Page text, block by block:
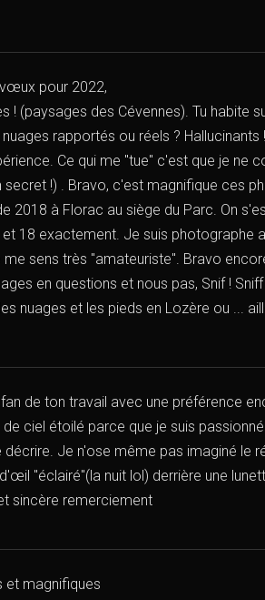
pour 2022,
! (paysages des Cévennes). Tu habite
rapportés ou réels ?
Ce qui me "tue" c'est que je ne
secret !) . Bravo, c'est magnifique ces
2018 à Florac au siège du Parc. On
et 18 exactement. Je suis photographe
sens très "amateuriste". Bravo
en questions et nous pas, Snif !
nuages et les pieds en Lozère ou ...
de ton travail avec une préférence
ciel étoilé parce que je suis
Je n'ose même pas imaginé le
"éclairé"(la nuit lol) derrière une
sincère remerciement
et magnifiques